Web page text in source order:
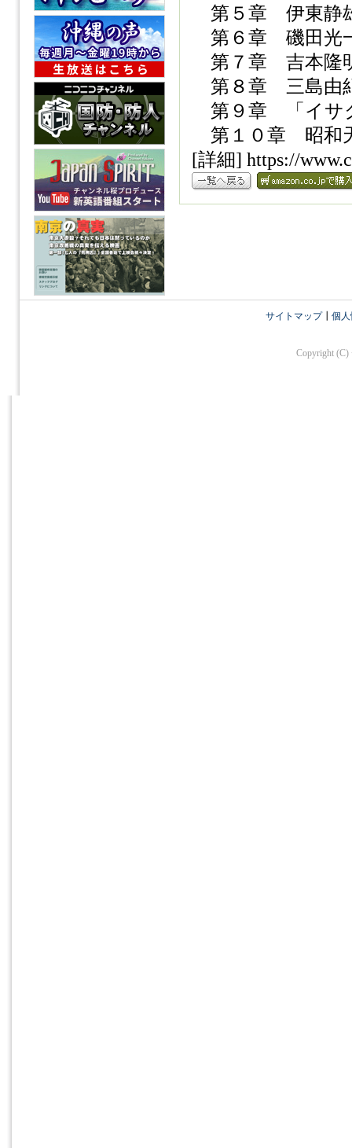
第５章 伊東静
第６章 磯田光
第７章 吉本隆
第８章 三島由
第９章 「イサ
第１０章 昭和
[詳細] https://
サイトマップ┃ 個
Copyright (C)